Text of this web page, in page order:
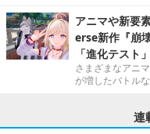
アニマや新要
erse新作『崩
「進化テスト
さまざまなアニ
が増したバトル
連